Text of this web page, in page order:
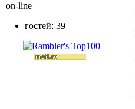
on-line
гостей: 39